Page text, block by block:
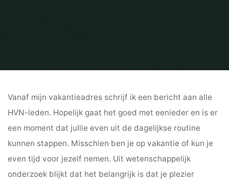
Vanaf mijn vakantieadres schrijf ik een bericht aan alle
HVN-leden. Hopelijk gaat het goed met eenieder en is er
een moment dat jullie even uit de dagelijkse routine
kunnen stappen. Misschien ben je op vakantie of kun je
even tijd voor jezelf nemen. Uit wetenschappelijk
onderzoek blijkt dat het belangrijk is dat je plezier